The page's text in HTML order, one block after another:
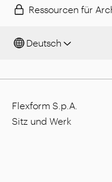
Ressourcen für
Deutsch
Flexform S.p.A.
Sitz und Werk